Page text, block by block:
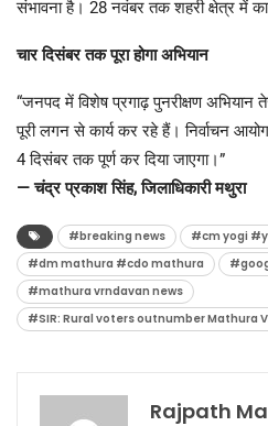
संभावना है। 28 नवंबर तक शहरी क्षेत्र में
चार दिसंबर तक पूरा होगा अभियान
“जनपद में विशेष प्रगाढ़ पुनरीक्षण
पूरी लगन से कार्य कर रहे हैं। निर्वाचन
4 दिसंबर तक पूर्ण कर दिया जाएगा।”
— चंद्र प्रकाश सिंह, जिलाधिकारी मथुरा
#breaking news
#cm yogi
#dm mathura #cdo mathura
#mathura vrndavan news
#SIR: Rural voters outnumber Mathura
Rajpath